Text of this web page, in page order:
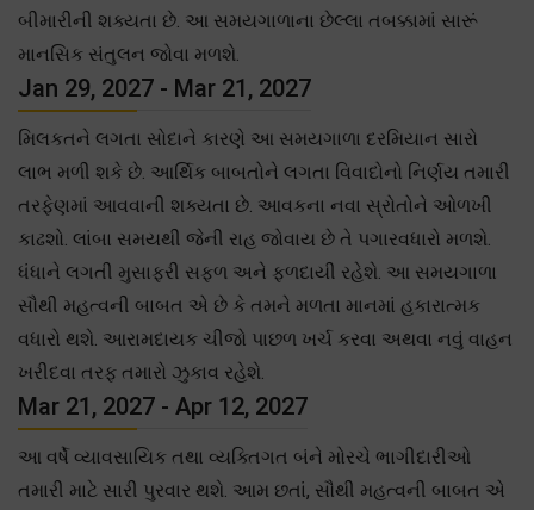
બીમારીની શક્યતા છે. આ સમયગાળાના છેલ્લા તબક્કામાં સારૂં
માનસિક સંતુલન જોવા મળશે.
Jan 29, 2027 - Mar 21, 2027
મિલકતને લગતા સોદાને કારણે આ સમયગાળા દરમિયાન સારો
લાભ મળી શકે છે. આર્થિક બાબતોને લગતા વિવાદોનો નિર્ણય તમારી
તરફેણમાં આવવાની શક્યતા છે. આવકના નવા સ્રોતોને ઓળખી
કાઢશો. લાંબા સમયથી જેની રાહ જોવાય છે તે પગારવધારો મળશે.
ધંધાને લગતી મુસાફરી સફળ અને ફળદાયી રહેશે. આ સમયગાળા
સૌથી મહત્વની બાબત એ છે કે તમને મળતા માનમાં હકારાત્મક
વધારો થશે. આરામદાયક ચીજો પાછળ ખર્ચ કરવા અથવા નવું વાહન
ખરીદવા તરફ તમારો ઝુકાવ રહેશે.
Mar 21, 2027 - Apr 12, 2027
આ વર્ષે વ્યાવસાયિક તથા વ્યક્તિગત બંને મોરચે ભાગીદારીઓ
તમારી માટે સારી પુરવાર થશે. આમ છતાં, સૌથી મહત્વની બાબત એ